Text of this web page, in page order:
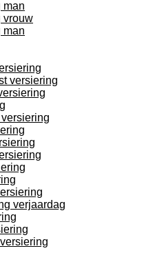
man
vrouw
man
versiering
verjaardag